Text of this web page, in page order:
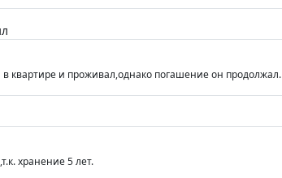
в квартире и проживал,однако погашение он продолжал.
хранение 5 лет.